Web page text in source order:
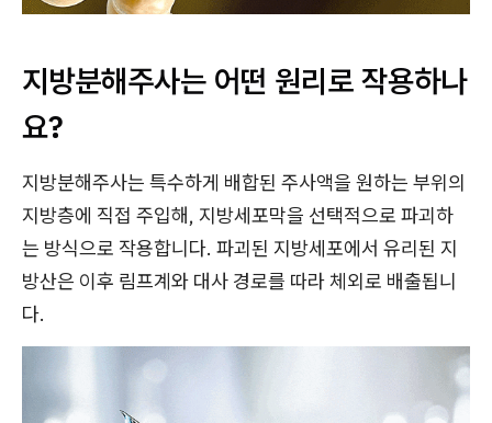
지방분해주사는 어떤 원리로 작용하나
요?
지방분해주사는 특수하게 배합된 주사액을 원하는 부위의
지방층에 직접 주입해, 지방세포막을 선택적으로 파괴하
는 방식으로 작용합니다. 파괴된 지방세포에서 유리된 지
방산은 이후 림프계와 대사 경로를 따라 체외로 배출됩니
다.